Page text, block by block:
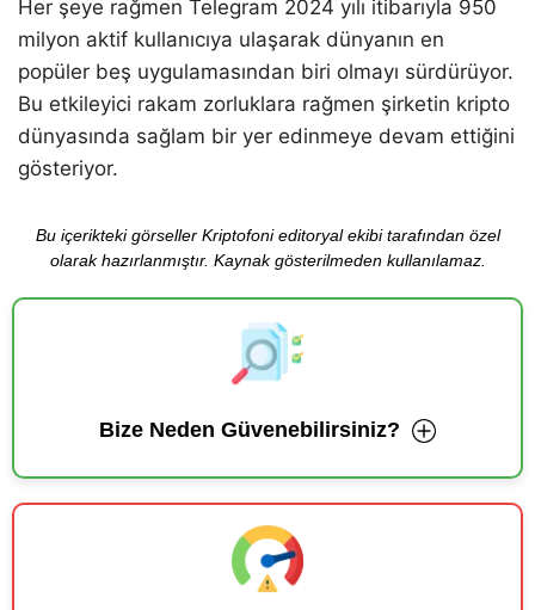
Her şeye rağmen Telegram 2024 yılı itibarıyla 950
milyon aktif kullanıcıya ulaşarak dünyanın en
popüler beş uygulamasından biri olmayı sürdürüyor.
Bu etkileyici rakam zorluklara rağmen şirketin kripto
dünyasında sağlam bir yer edinmeye devam ettiğini
gösteriyor.
Bu içerikteki görseller Kriptofoni editoryal ekibi tarafından özel
olarak hazırlanmıştır. Kaynak gösterilmeden kullanılamaz.
Bize Neden Güvenebilirsiniz?